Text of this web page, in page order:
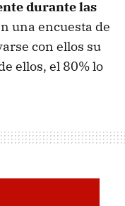
durante las
una encuesta de
con ellos su
ellos, el 80% lo